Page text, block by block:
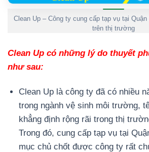
Clean Up – Công ty cung cấp tạp vụ tại
trên thị trường
Clean Up có những lý do thuyết
như sau:
Clean Up là công ty đã có nhiều
trong ngành vệ sinh môi trường,
khẳng định rộng rãi trong thị
Trong đó, cung cấp tạp vụ tại
mục chủ chốt được công ty rất